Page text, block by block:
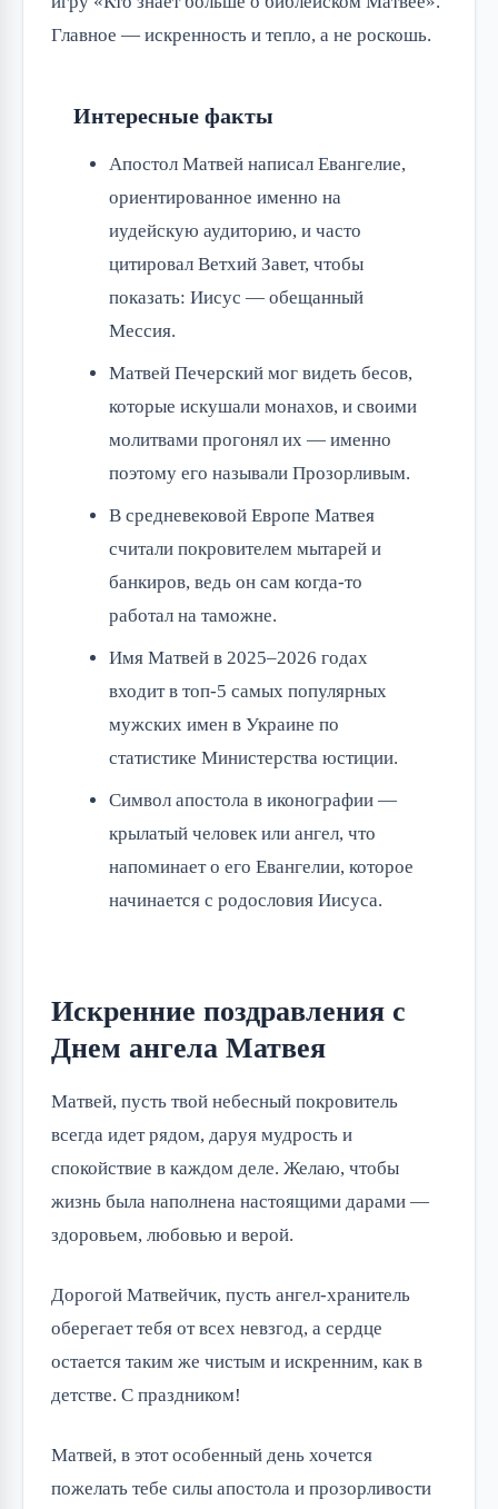
Главное — искренность и тепло, а не роскошь.
Интересные факты
Апостол Матвей написал Евангелие,
ориентированное именно на
иудейскую аудиторию, и часто
цитировал Ветхий Завет, чтобы
показать: Иисус — обещанный
Мессия.
Матвей Печерский мог видеть бесов,
которые искушали монахов, и своими
молитвами прогонял их — именно
поэтому его называли Прозорливым.
В средневековой Европе Матвея
считали покровителем мытарей и
банкиров, ведь он сам когда-то
работал на таможне.
Имя Матвей в 2025–2026 годах
входит в топ-5 самых популярных
мужских имен в Украине по
статистике Министерства юстиции.
Символ апостола в иконографии —
крылатый человек или ангел, что
напоминает о его Евангелии, которое
начинается с родословия Иисуса.
Искренние поздравления с
Днем ангела Матвея
Матвей, пусть твой небесный покровитель
всегда идет рядом, даруя мудрость и
спокойствие в каждом деле. Желаю, чтобы
жизнь была наполнена настоящими дарами —
здоровьем, любовью и верой.
Дорогой Матвейчик, пусть ангел-хранитель
оберегает тебя от всех невзгод, а сердце
остается таким же чистым и искренним, как в
детстве. С праздником!
Матвей, в этот особенный день хочется
пожелать тебе силы апостола и прозорливости